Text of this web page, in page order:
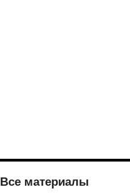
Все материалы